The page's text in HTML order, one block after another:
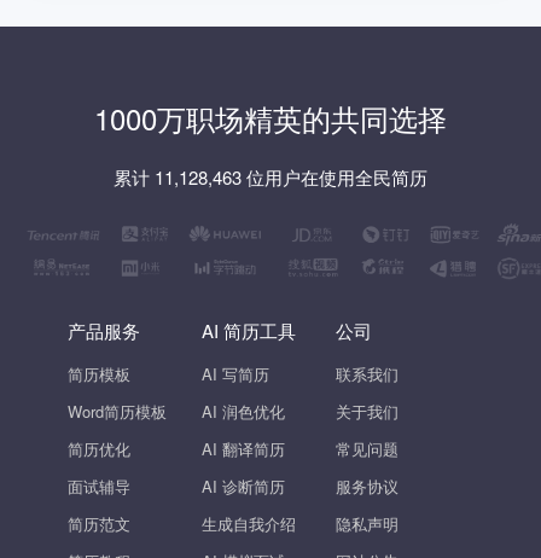
1000万职场精英的共同选择
累计 11,128,463 位用户在使用全民简历
产品服务
简历模板
Word简历模板
简历优化
面试辅导
简历范文
AI 简历工具
AI 写简历
AI 润色优化
AI 翻译简历
AI 诊断简历
生成自我介绍
公司
联系我们
关于我们
常见问题
服务协议
隐私声明